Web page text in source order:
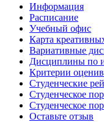
Информация
Расписание
Учебный офис
Карта
Вариативные
Дисциплины по
Критерии
Студенческие
Студенческое
Студенческое
Оставьте отзыв